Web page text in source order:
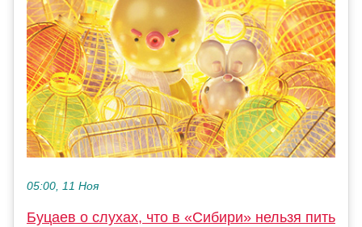
05:00, 11 Ноя
Буцаев о слухах, что в «Сибири» нельзя пить